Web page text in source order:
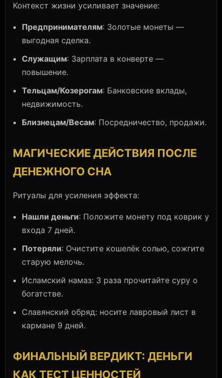
Контекст жизни усиливает значение:
Предпринимателям: Золотые монеты —
выгодная сделка.
Служащим: Зарплата в конверте —
повышение.
Тельцам/Козерогам: Банковские вклады,
недвижимость.
Близнецам/Весам: Посредничество, продажи.
МАГИЧЕСКИЕ ДЕЙСТВИЯ ПОСЛЕ
ДЕНЕЖНОГО СНА
Ритуалы для усиления эффекта:
Нашли деньги: Положите монету под коврик у
входа 7 дней.
Потеряли: Очистите кошелёк солью, сожгите
старую мелочь.
Исламский намаз: 3 раза прочитайте суру о
богатстве.
Славянский обряд: носите лавровый лист в
кармане 9 дней.
ФИНАЛЬНЫЙ ВЕРДИКТ: ДЕНЬГИ
КАК ТЕСТ ЦЕННОСТЕЙ